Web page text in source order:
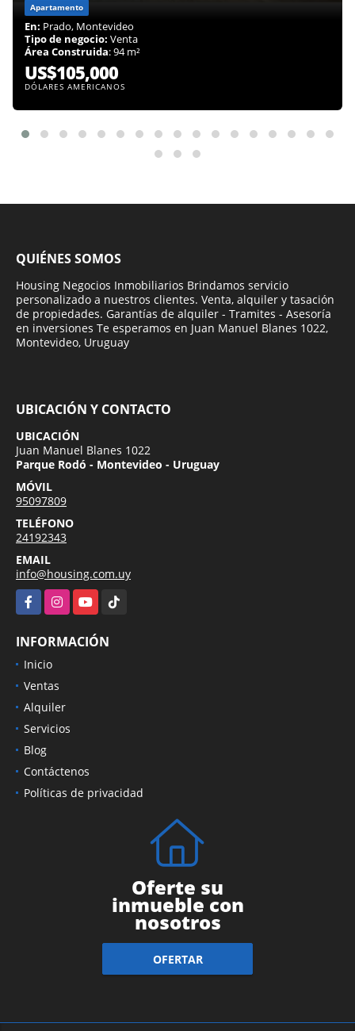
Apartamento
En: Prado, Montevideo
Tipo de negocio: Venta
Área Construida: 94 m²
US$105,000
DÓLARES AMERICANOS
QUIÉNES SOMOS
Housing Negocios Inmobiliarios Brindamos servicio
personalizado a nuestros clientes. Venta, alquiler y tasación
de propiedades. Garantías de alquiler - Tramites - Asesoría
en inversiones Te esperamos en Juan Manuel Blanes 1022,
Montevideo, Uruguay
UBICACIÓN Y CONTACTO
UBICACIÓN
Juan Manuel Blanes 1022
Parque Rodó - Montevideo - Uruguay
MÓVIL
95097809
TELÉFONO
24192343
EMAIL
info@housing.com.uy
FacebookInstagramYouTubeTikTok
INFORMACIÓN
Inicio
Ventas
Alquiler
Servicios
Blog
Contáctenos
Políticas de privacidad
Oferte su
inmueble con
nosotros
OFERTAR